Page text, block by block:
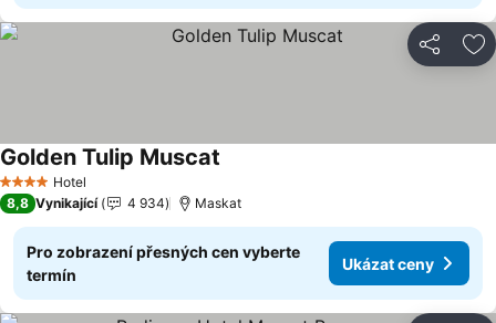
Sdílet
4 Počet hvězdiček
Hotel
Golden Tulip Muscat
8,8 Vynikající 4 934 Maskat
Pro zobrazení přesných cen vyberte
termín
Ukázat ceny